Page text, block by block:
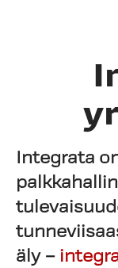
Integrata
äly –